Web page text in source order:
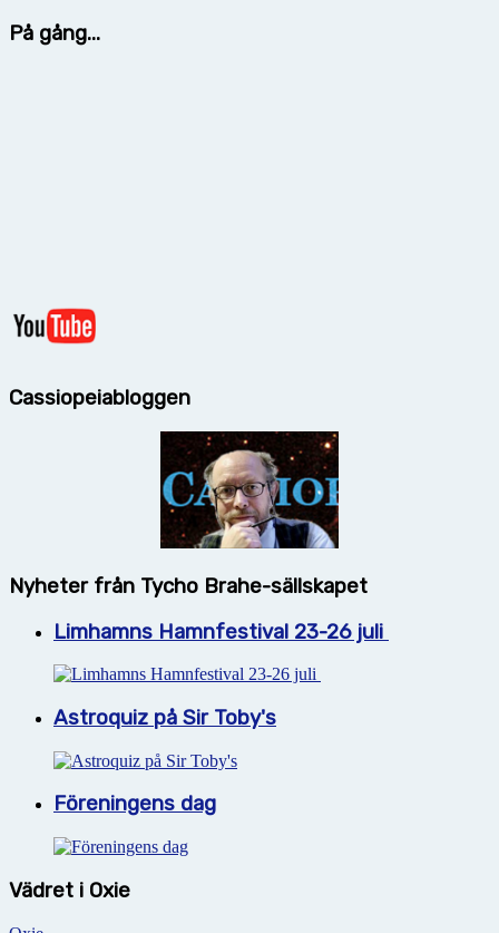
På gång...
Cassiopeiabloggen
Nyheter från Tycho Brahe-sällskapet
Limhamns Hamnfestival 23-26 juli
Astroquiz på Sir Toby's
Föreningens dag
Vädret i Oxie